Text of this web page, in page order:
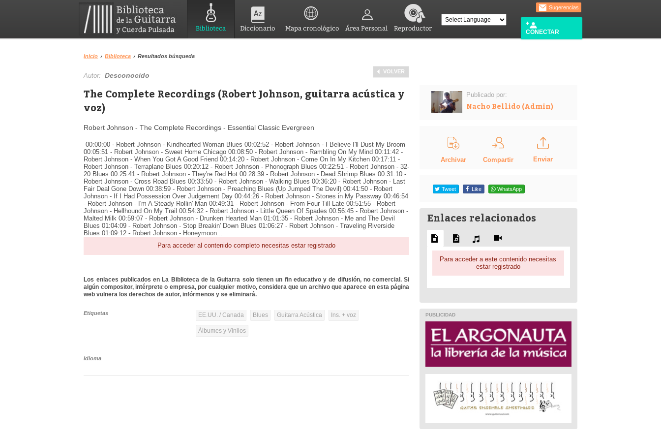
Biblioteca Diccionario Mapa cronológico Área Personal Reproductor
Sugerencias
CONECTAR
Inicio › Biblioteca › Resultados búsqueda
VOLVER
Autor:Desconocido
The Complete Recordings (Robert Johnson, guitarra acústica y
voz)
Robert Johnson - The Complete Recordings - Essential Classic Evergreen
00:00:00 - Robert Johnson - Kindhearted Woman Blues 00:02:52 - Robert Johnson - I Believe I'll Dust My Broom
00:05:51 - Robert Johnson - Sweet Home Chicago 00:08:50 - Robert Johnson - Rambling On My Mind 00:11:42 -
Robert Johnson - When You Got A Good Friend 00:14:20 - Robert Johnson - Come On In My Kitchen 00:17:11 -
Robert Johnson - Terraplane Blues 00:20:12 - Robert Johnson - Phonograph Blues 00:22:51 - Robert Johnson - 32-
20 Blues 00:25:41 - Robert Johnson - They're Red Hot 00:28:39 - Robert Johnson - Dead Shrimp Blues 00:31:10 -
Robert Johnson - Cross Road Blues 00:33:50 - Robert Johnson - Walking Blues 00:36:20 - Robert Johnson - Last
Fair Deal Gone Down 00:38:59 - Robert Johnson - Preaching Blues (Up Jumped The Devil) 00:41:50 - Robert
Johnson - If I Had Possession Over Judgement Day 00:44:26 - Robert Johnson - Stones in My Passway 00:46:54
- Robert Johnson - I'm A Steady Rollin' Man 00:49:31 - Robert Johnson - From Four Till Late 00:51:55 - Robert
Johnson - Hellhound On My Trail 00:54:32 - Robert Johnson - Little Queen Of Spades 00:56:45 - Robert Johnson -
Malted Milk 00:59:07 - Robert Johnson - Drunken Hearted Man 01:01:35 - Robert Johnson - Me and The Devil
Blues 01:04:09 - Robert Johnson - Stop Breakin' Down Blues 01:06:27 - Robert Johnson - Traveling Riverside
Blues 01:09:12 - Robert Johnson - Honeymoon...
Para acceder al contenido completo necesitas estar registrado
Los enlaces publicados en La Biblioteca de la Guitarra solo tienen un fin educativo y de difusión, no comercial. Si
algún compositor, intérprete o empresa, por cualquier motivo, considera que un archivo que aparece en esta página
web vulnera los derechos de autor, infórmenos y se eliminará.
Etiquetas EE.UU. / Canada Blues Guitarra Acústica Ins. + voz
Álbumes y Vinilos
Idioma
Publicado por:
Nacho Bellido (Admin)
Archivar Compartir Enviar
Tweet Like WhatsApp
Enlaces relacionados
Para acceder a este contenido necesitas
estar registrado
PUBLICIDAD